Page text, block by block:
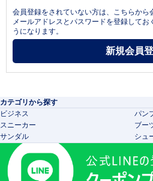
会員登録をされていない方は、こちらから
メールアドレスとパスワードを登録してお
うになります。
カテゴリから探す
ビジネス
パン
スニーカー
ブー
サンダル
シュ